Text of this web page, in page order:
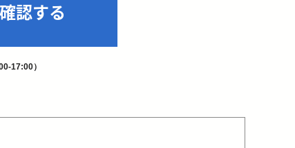
認する
17:00）